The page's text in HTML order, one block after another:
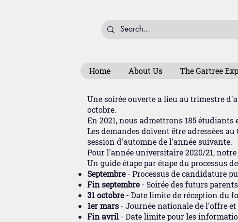
Home About Us The Gartree
Une soirée ouverte a lieu au trimestre
octobre.
En 2021, nous admettrons 185 étudiants
Les demandes doivent être adressées
session d'automne de l'année suivante.
Pour l'année universitaire 2020/21, notre
Un guide étape par étape du processus
Septembre- Processus de candidature
Fin septembre- Soirée des futurs
31 octobre- Date limite de réception du
1er mars - Journée nationale de l'offre
Fin avril- Date limite pour les